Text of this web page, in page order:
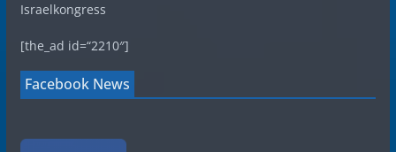
Israelkongress
[the_ad id=“2210″]
Facebook News